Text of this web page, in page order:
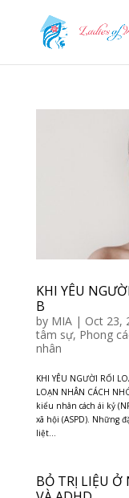
KHI YÊU
B
by MIA| Oct 23,
tâm sự, Phong
nhân
KHI YÊU NGƯỜI RỐI
LOẠN NHÂN CÁCH
kiểu nhân cách ái kỷ
xã hội (ASPD). Những
liệt...
BỎ TRỊ LIỆU Ở